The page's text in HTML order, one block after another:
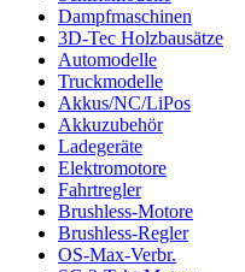
Dampfmaschinen
3D-Tec Holzbausätze
Automodelle
Truckmodelle
Akkus/NC/LiPos
Akkuzubehör
Ladegeräte
Elektromotore
Fahrtregler
Brushless-Motore
Brushless-Regler
OS-Max-Verbr.